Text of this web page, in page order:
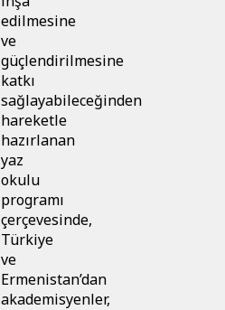
edilmesine
ve
güçlendirilmesine
katkı
sağlayabileceğinden
hareketle
hazırlanan
yaz
okulu
programı
çerçevesinde,
Türkiye
ve
Ermenistan’dan
akademisyenler,